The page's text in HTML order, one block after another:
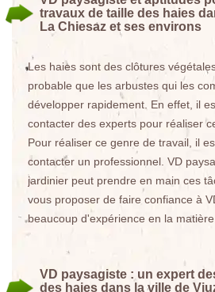
travaux de taille des haies
La Chiesaz et ses environs
Les haies sont des clôtures
probable que les arbustes qui les
développer rapidement. En effet, il
contacter des experts pour réaliser
Pour réaliser ce genre de travail, il
contacter un professionnel. VD
jardinier peut prendre en main ces
vous proposer de faire confiance à
beaucoup d'expérience en la matière.
VD paysagiste : un expert
des haies dans la ville de